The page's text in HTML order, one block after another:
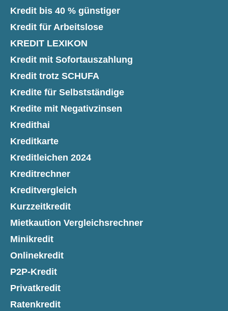
Kredit bis 40 % günstiger
Kredit für Arbeitslose
KREDIT LEXIKON
Kredit mit Sofortauszahlung
Kredit trotz SCHUFA
Kredite für Selbstständige
Kredite mit Negativzinsen
Kredithai
Kreditkarte
Kreditleichen 2024
Kreditrechner
Kreditvergleich
Kurzzeitkredit
Mietkaution Vergleichsrechner
Minikredit
Onlinekredit
P2P-Kredit
Privatkredit
Ratenkredit